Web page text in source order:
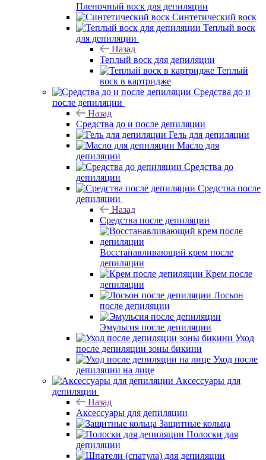
Пленочный воск для депиляции
Синтетический воск
Теплый воск
для депиляции
Назад
Теплый воск для депиляции
Теплый
воск в картридже
Средства до и
после депиляции
Назад
Средства до и после депиляции
Гель для депиляции
Масло для
депиляции
Средства до
депиляции
Средства после
депиляции
Назад
Средства после депиляции
Восстанавливающий крем после
депиляции
Крем после
депиляции
Лосьон
после депиляции
Эмульсия после депиляции
Уход
после депиляции зоны бикини
Уход после
депиляции на лице
Аксессуары для
депиляции
Назад
Аксессуары для депиляции
Защитные кольца
Полоски для
депиляции